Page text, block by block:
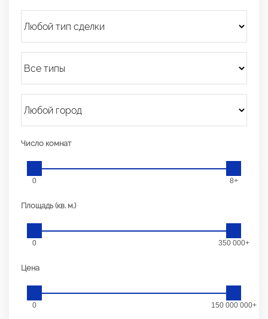
Число комнат
0 8+
Площадь (кв. м.)
0 350 000+
Цена
0 150 000 000+